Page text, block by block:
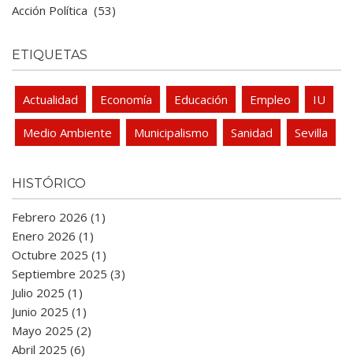
Acción Política (53)
ETIQUETAS
Actualidad Economía Educación Empleo IU
Medio Ambiente Municipalismo Sanidad Sevilla
HISTÓRICO
Febrero 2026 (1)
Enero 2026 (1)
Octubre 2025 (1)
Septiembre 2025 (3)
Julio 2025 (1)
Junio 2025 (1)
Mayo 2025 (2)
Abril 2025 (6)